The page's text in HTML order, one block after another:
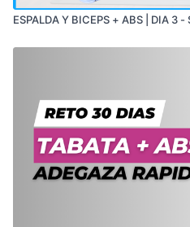
ESPALDA Y BICEPS + ABS | DIA 3 -